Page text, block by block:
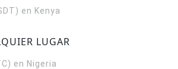
en Kenya
LUGAR
en Nigeria